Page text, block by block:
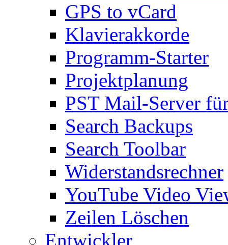
GPS to vCard
Klavierakkorde
Programm-Starter
Projektplanung
PST Mail-Server
Search Backups
Search Toolbar
Widerstandsrechner
YouTube Video
Zeilen Löschen
Entwickler